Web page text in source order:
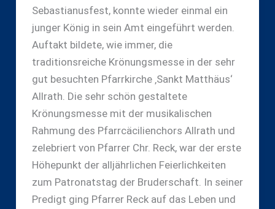
Sebastianusfest, konnte wieder einmal ein
junger König in sein Amt eingeführt werden.
Auftakt bildete, wie immer, die
traditionsreiche Krönungsmesse in der sehr
gut besuchten Pfarrkirche ‚Sankt Matthäus‘
Allrath. Die sehr schön gestaltete
Krönungsmesse mit der musikalischen
Rahmung des Pfarrcäcilienchors Allrath und
zelebriert von Pfarrer Chr. Reck, war der erste
Höhepunkt der alljährlichen Feierlichkeiten
zum Patronatstag der Bruderschaft. In seiner
Predigt ging Pfarrer Reck auf das Leben und